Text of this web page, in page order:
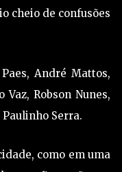
cheio de confusões
André Mattos,
Robson Nunes,
Serra.
como em uma